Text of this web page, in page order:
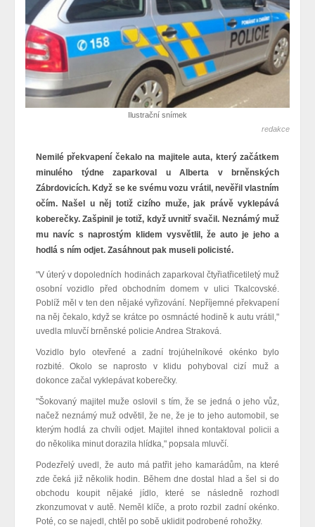
Ilustrační snímek
redakce
Nemilé překvapení čekalo na majitele auta, který začátkem
minulého týdne zaparkoval u Alberta v brněnských
Zábrdovicích. Když se ke svému vozu vrátil, nevěřil vlastním
očím. Našel u něj totiž cizího muže, jak právě vyklepává
koberečky. Zašpinil je totiž, když uvnitř svačil. Neznámý muž
mu navíc s naprostým klidem vysvětlil, že auto je jeho a
hodlá s ním odjet. Zasáhnout pak museli policisté.
"V úterý v dopoledních hodinách zaparkoval čtyřiatřicetiletý muž
osobní vozidlo před obchodním domem v ulici Tkalcovské.
Poblíž měl v ten den nějaké vyřizování. Nepříjemné překvapení
na něj čekalo, když se krátce po osmnácté hodině k autu vrátil,"
uvedla mluvčí brněnské policie Andrea Straková.
Vozidlo bylo otevřené a zadní trojúhelníkové okénko bylo
rozbité. Okolo se naprosto v klidu pohyboval cizí muž a
dokonce začal vyklepávat koberečky.
"Šokovaný majitel muže oslovil s tím, že se jedná o jeho vůz,
načež neznámý muž odvětil, že ne, že je to jeho automobil, se
kterým hodlá za chvíli odjet. Majitel ihned kontaktoval policii a
do několika minut dorazila hlídka," popsala mluvčí.
Podezřelý uvedl, že auto má patřit jeho kamarádům, na které
zde čeká již několik hodin. Během dne dostal hlad a šel si do
obchodu koupit nějaké jídlo, které se následně rozhodl
zkonzumovat v autě. Neměl klíče, a proto rozbil zadní okénko.
Poté, co se najedl, chtěl po sobě uklidit podrobené rohožky.